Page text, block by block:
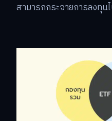
สามารถกระจายการลงทุน